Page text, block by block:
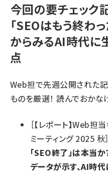
今回の要チェック
「SEOはもう終わ
からみるAI時代に
点
Web担で先週公開された
ものを厳選！ 読んでおか
［【レポート】Web担
ミーティング 2025 秋］
「SEO終了」は本当
データが示す、AI時